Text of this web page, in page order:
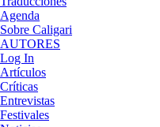
Agenda
Sobre Caligari
AUTORES
Log In
Artículos
Críticas
Entrevistas
Festivales